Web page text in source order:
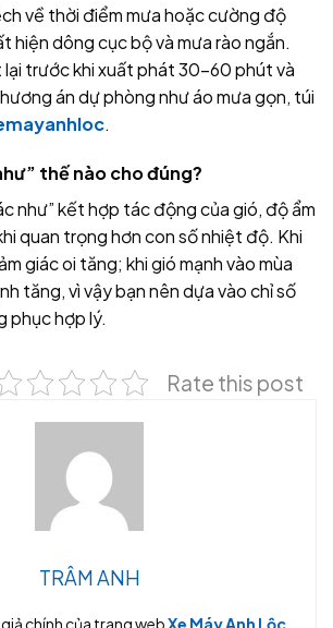
về thời điểm mưa hoặc cường độ
hiện dông cục bộ và mưa rào ngắn.
lại trước khi xuất phát 30–60 phút và
án dự phòng như áo mưa gọn, túi
.
thế nào cho đúng?
như” kết hợp tác động của gió, độ ẩm
quan trọng hơn con số nhiệt độ. Khi
giác oi tăng; khi gió mạnh vào mùa
tăng, vì vậy bạn nên dựa vào chỉ số
phục hợp lý.
Rate this post
TRÂM ANH
chính của trang webXe Máy Anh Lộc